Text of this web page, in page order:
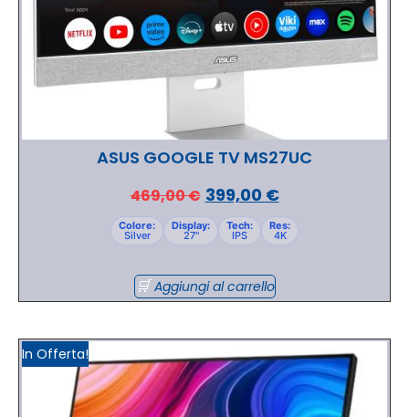
ASUS GOOGLE TV MS27UC
469,00€ 399,00 €
Colore:
Silver
Display:
27"
Tech:
IPS
Res:
4K
Aggiungi al carrello
In Offerta!